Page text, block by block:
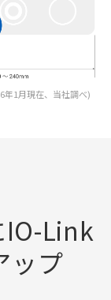
1月現在、当社調べ)
IO-Link
ップ